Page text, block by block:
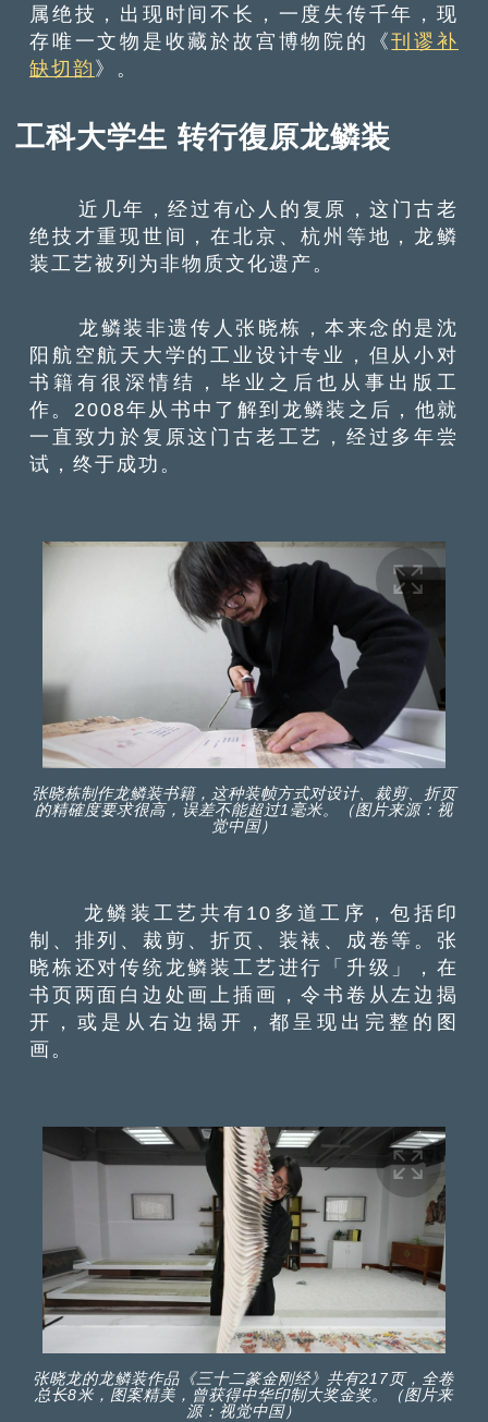
属绝技，出现时间不长，一度失传千年，现
存唯一文物是收藏於故宫博物院的《刊谬补
缺切韵》。
工科大学生 转行復原龙鳞装
近几年，经过有心人的复原，这门古老
绝技才重现世间，在北京、杭州等地，龙鳞
装工艺被列为非物质文化遗产。
龙鳞装非遗传人张晓栋，本来念的是沈
阳航空航天大学的工业设计专业，但从小对
书籍有很深情结，毕业之后也从事出版工
作。2008年从书中了解到龙鳞装之后，他就
一直致力於复原这门古老工艺，经过多年尝
试，终于成功。
张晓栋制作龙鳞装书籍，这种装帧方式对设计、裁剪、折页
的精確度要求很高，误差不能超过1毫米。（图片来源：视
觉中国）
龙鳞装工艺共有10多道工序，包括印
制、排列、裁剪、折页、装裱、成卷等。张
晓栋还对传统龙鳞装工艺进行「升级」，在
书页两面白边处画上插画，令书卷从左边揭
开，或是从右边揭开，都呈现出完整的图
画。
张晓龙的龙鳞装作品《三十二篆金刚经》共有217页，全卷
总长8米，图案精美，曾获得中华印制大奖金奖。（图片来
源：视觉中国）